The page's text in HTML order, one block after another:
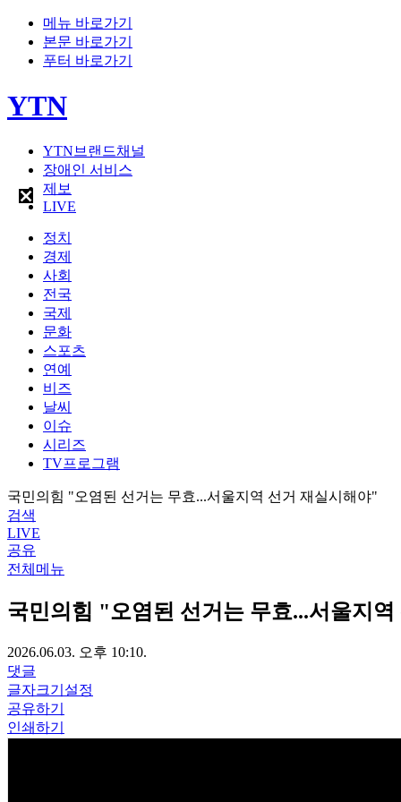
메뉴 바로가기
본문 바로가기
푸터 바로가기
YTN
YTN브랜드채널
장애인 서비스
제보
LIVE
정치
경제
사회
전국
국제
문화
스포츠
연예
비즈
날씨
이슈
시리즈
TV프로그램
국민의힘 "오염된 선거는 무효...서울지역 선거 재실시해야"
검색
LIVE
공유
전체메뉴
국민의힘 "오염된 선거는 무효...서울지
2026.06.03. 오후 10:10.
댓글
글자크기설정
공유하기
인쇄하기